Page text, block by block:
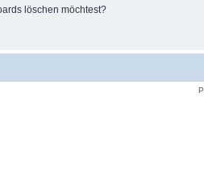
löschen möchtest?